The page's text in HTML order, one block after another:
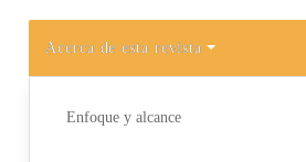
Acerca de esta revista
Enfoque y alcance